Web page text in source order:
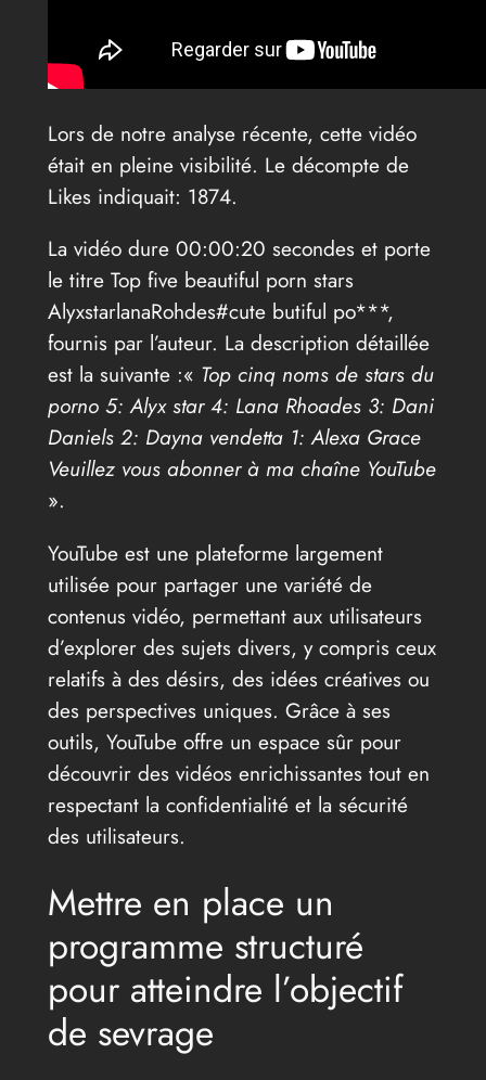
Lors de notre analyse récente, cette vidéo
était en pleine visibilité. Le décompte de
Likes indiquait: 1874.
La vidéo dure 00:00:20 secondes et porte
le titre Top five beautiful porn stars
AlyxstarlanaRohdes#cute butiful po***,
fournis par l’auteur. La description détaillée
est la suivante :« Top cinq noms de stars du
porno 5: Alyx star 4: Lana Rhoades 3: Dani
Daniels 2: Dayna vendetta 1: Alexa Grace
Veuillez vous abonner à ma chaîne YouTube
».
YouTube est une plateforme largement
utilisée pour partager une variété de
contenus vidéo, permettant aux utilisateurs
d’explorer des sujets divers, y compris ceux
relatifs à des désirs, des idées créatives ou
des perspectives uniques. Grâce à ses
outils, YouTube offre un espace sûr pour
découvrir des vidéos enrichissantes tout en
respectant la confidentialité et la sécurité
des utilisateurs.
Mettre en place un
programme structuré
pour atteindre l’objectif
de sevrage